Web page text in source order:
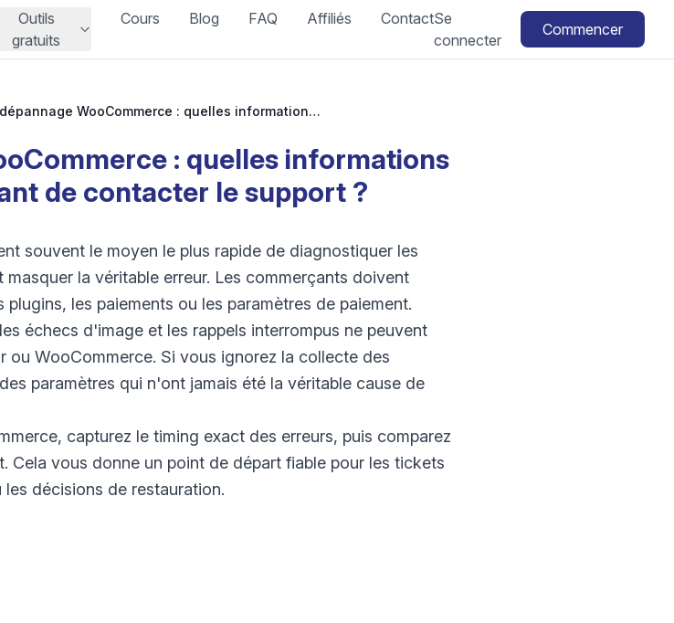
Outils
gratuits
Cours Blog FAQ Affiliés ContactSe
connecter
Commencer
Support et dépannage WooCommerce : quelles informations dois-je recueillir avant de contacter le support ?
: quelles informations
de contacter le support ?
souvent le moyen le plus rapide de diagnostiquer les
la véritable erreur. Les commerçants doivent
les paiements ou les paramètres de paiement.
échecs d'image et les rappels interrompus ne peuvent
ou WooCommerce. Si vous ignorez la collecte des
paramètres qui n'ont jamais été la véritable cause de
capturez le timing exact des erreurs, puis comparez
Cela vous donne un point de départ fiable pour les tickets
décisions de restauration.